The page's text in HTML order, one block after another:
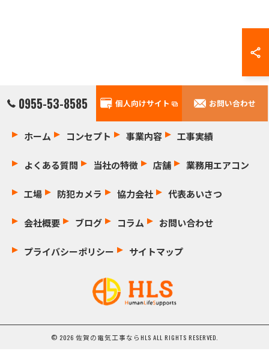
0955-53-8585 個人向けサイト お問い合わせ
ホーム コンセプト 事業内容 工事実績
よくある質問 当社の特徴 店舗 業務用エアコン
工場 防犯カメラ 協力会社 代表あいさつ
会社概要 ブログ コラム お問い合わせ
プライバシーポリシー サイトマップ
© 2026 佐賀の電気工事ならHLS ALL RIGHTS RESERVED.